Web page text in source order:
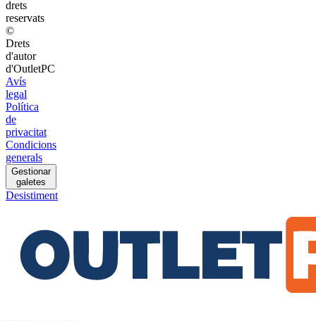
drets
reservats
©
Drets
d'autor
d'OutletPC
Avís
legal
Política
de
privacitat
Condicions
generals
Gestionar
galetes
Desistiment